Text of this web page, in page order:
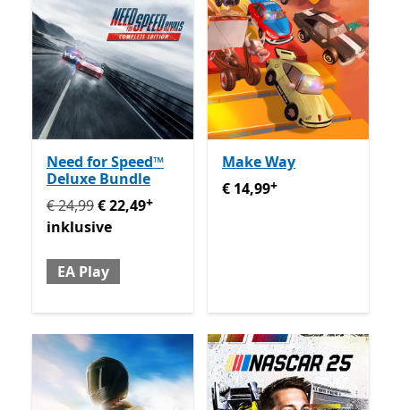
Need for Speed™
Deluxe Bundle
Ursprünglich € 24,99 jetzt € 22,49 inklusive EA Play
€ 24,99€ 22,49+
inklusive
EA Play
Make Way
€ 14,99Enthält In-App-
€ 14,99+